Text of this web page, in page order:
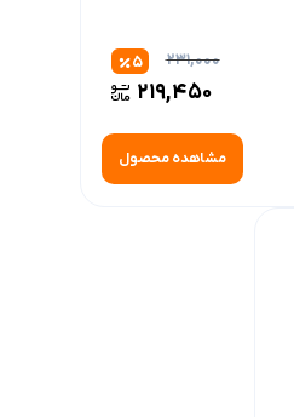
231,000
219,450
5
مشاهده محصول